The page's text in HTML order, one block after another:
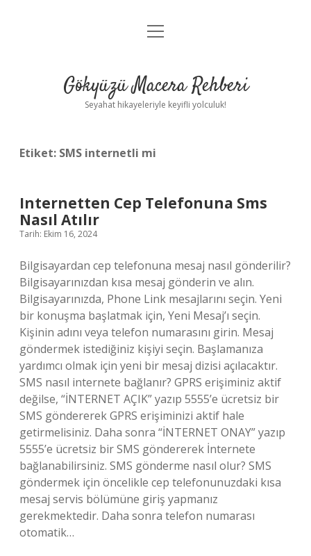
Anasayfa
Yasal Uyarı
menüyü
Gökyüzü Macera Rehberi
Seyahat hikayeleriyle keyifli yolculuk!
Etiket: SMS internetli mi
Internetten Cep Telefonuna Sms
Nasıl Atılır
Tarih: Ekim 16, 2024
Bilgisayardan cep telefonuna mesaj nasıl gönderilir?
Bilgisayarınızdan kısa mesaj gönderin ve alın.
Bilgisayarınızda, Phone Link mesajlarını seçin. Yeni
bir konuşma başlatmak için, Yeni Mesaj’ı seçin.
Kişinin adını veya telefon numarasını girin. Mesaj
göndermek istediğiniz kişiyi seçin. Başlamanıza
yardımcı olmak için yeni bir mesaj dizisi açılacaktır.
SMS nasıl internete bağlanır? GPRS erişiminiz aktif
değilse, “İNTERNET AÇIK” yazıp 5555’e ücretsiz bir
SMS göndererek GPRS erişiminizi aktif hale
getirmelisiniz. Daha sonra “İNTERNET ONAY” yazıp
5555’e ücretsiz bir SMS göndererek İnternete
bağlanabilirsiniz. SMS gönderme nasıl olur? SMS
göndermek için öncelikle cep telefonunuzdaki kısa
mesaj servis bölümüne giriş yapmanız
gerekmektedir. Daha sonra telefon numarası
otomatik…